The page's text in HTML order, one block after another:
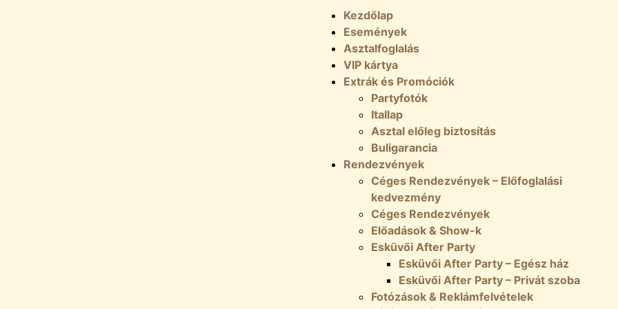
Kezdőlap
Események
Asztalfoglalás
VIP kártya
Extrák és Promóciók
Partyfotók
Itallap
Asztal előleg biztosítás
Buligarancia
Rendezvények
Céges Rendezvények – Előfoglalási
kedvezmény
Céges Rendezvények
Előadások & Show-k
Esküvői After Party
Esküvői After Party – Egész ház
Esküvői After Party – Privát szoba
Fotózások & Reklámfelvételek